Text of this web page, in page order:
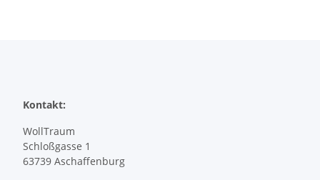
Kontakt:
WollTraum
Schloßgasse 1
63739 Aschaffenburg